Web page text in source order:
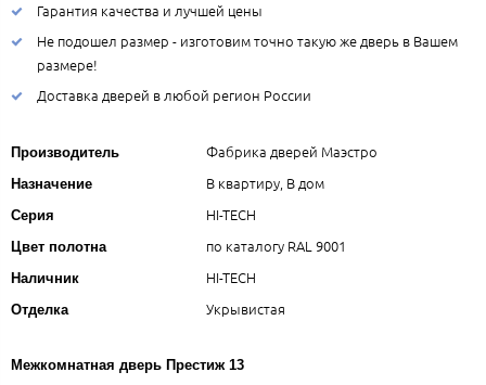
Гарантия качества и лучшей цены
Не подошел размер - изготовим точно такую же дверь в Вашем
размере!
Доставка дверей в любой регион России
Производитель Фабрика дверей Маэстро
Назначение В квартиру, В дом
Серия HI-TECH
Цвет полотна по каталогу RAL 9001
Наличник HI-TECH
Отделка Укрывистая
Межкомнатная дверь Престиж 13